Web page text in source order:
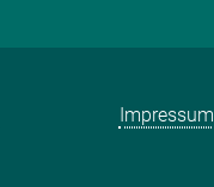
Impressum